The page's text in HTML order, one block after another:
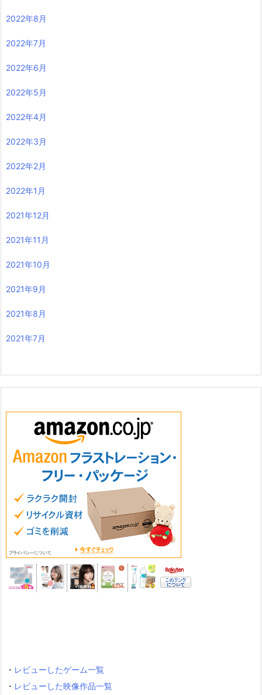
2022年8月
2022年7月
2022年6月
2022年5月
2022年4月
2022年3月
2022年2月
2022年1月
2021年12月
2021年11月
2021年10月
2021年9月
2021年8月
2021年7月
・ レビューしたゲーム一覧
・ レビューした映像作品一覧